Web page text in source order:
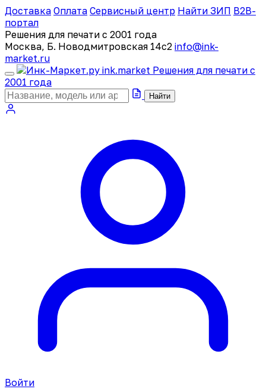
Доставка Оплата Сервисный центр Найти ЗИП B2B-
портал
Решения для печати с 2001 года
Москва, Б. Новодмитровская 14с2 info@ink-
market.ru
ink.market Решения для печати с
2001 года
Найти
Войти